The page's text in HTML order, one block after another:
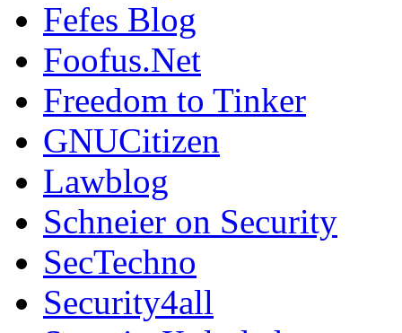
Fefes Blog
Foofus.Net
Freedom to Tinker
GNUCitizen
Lawblog
Schneier on Security
SecTechno
Security4all